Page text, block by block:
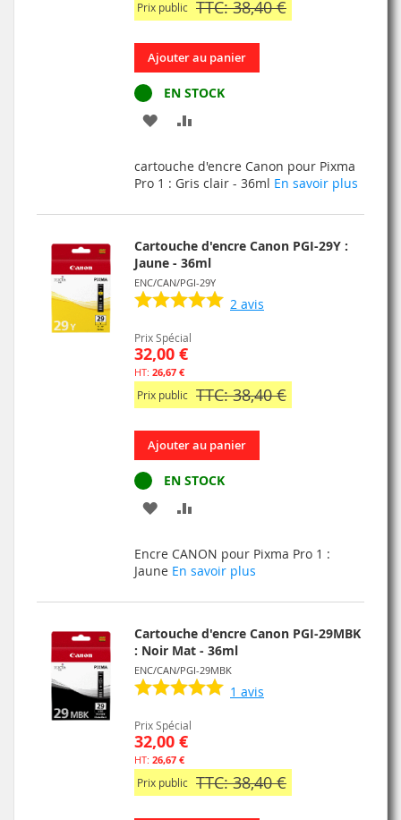
Prix public TTC: 38,40 €
Ajouter au panier
EN STOCK
AJOUTER
MA
LISTE
D’ENVIE
COMPARATEUR
cartouche d'encre Canon pour Pixma
Pro 1 : Gris clair - 36ml En savoir plus
Cartouche d'encre Canon PGI-29Y :
Jaune - 36ml
ENC/CAN/PGI-29Y
2 avis
Prix Spécial
32,00 €
26,67 €
Prix public TTC: 38,40 €
Ajouter au panier
EN STOCK
AJOUTER
MA
LISTE
D’ENVIE
COMPARATEUR
Encre CANON pour Pixma Pro 1 :
Jaune En savoir plus
Cartouche d'encre Canon PGI-29MBK
: Noir Mat - 36ml
ENC/CAN/PGI-29MBK
1 avis
Prix Spécial
32,00 €
26,67 €
Prix public TTC: 38,40 €